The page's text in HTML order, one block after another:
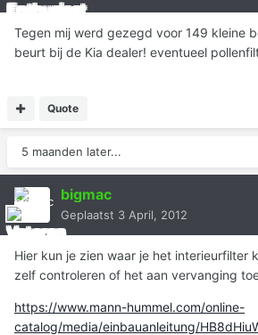
Tegen mij werd gezegd voor 149 kleine
beurt bij de Kia dealer! eventueel
Quote
5 maanden later...
bigmac
Geplaatst 3 April, 2012
Hier kun je zien waar je het interieurfilter
zelf controleren of het aan vervanging
https://www.mann-hummel.com/online-
catalog/media/einbauanleitung/